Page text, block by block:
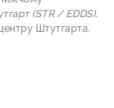
(STR / EDDS),
Штутгарта.